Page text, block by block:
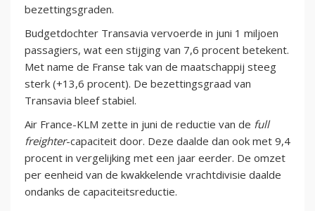
bezettingsgraden.
Budgetdochter Transavia vervoerde in juni 1 miljoen
passagiers, wat een stijging van 7,6 procent betekent.
Met name de Franse tak van de maatschappij steeg
sterk (+13,6 procent). De bezettingsgraad van
Transavia bleef stabiel.
Air France-KLM zette in juni de reductie van de full
freighter-capaciteit door. Deze daalde dan ook met 9,4
procent in vergelijking met een jaar eerder. De omzet
per eenheid van de kwakkelende vrachtdivisie daalde
ondanks de capaciteitsreductie.